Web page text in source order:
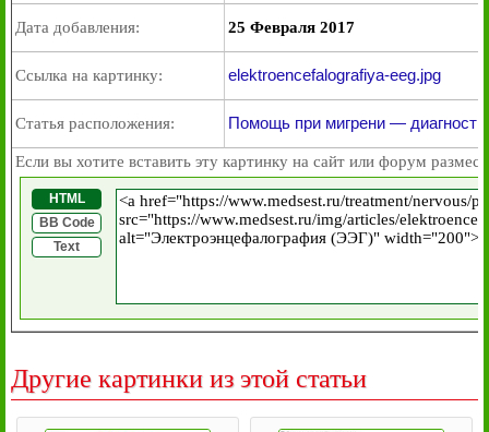
Дата добавления: 25 Февраля 2017
Ссылка на картинку: elektroencefalografiya-eeg.jpg
Статья расположения: Помощь при мигрени —
Если вы хотите вставить эту картинку на сайт или форум
HTML
BB Code
Text
Другие картинки из этой статьи